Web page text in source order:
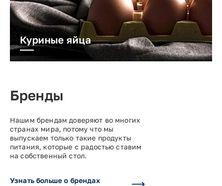
Куриные яйца
Бренды
Нашим брендам доверяют во многих
странах мира, потому что мы
выпускаем только такие продукты
питания, которые с радостью ставим
на собственный стол.
Узнать больше о брендах